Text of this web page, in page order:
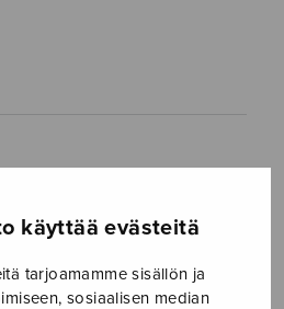
käyttää evästeitä
tarjoamamme sisällön ja
sosiaalisen median